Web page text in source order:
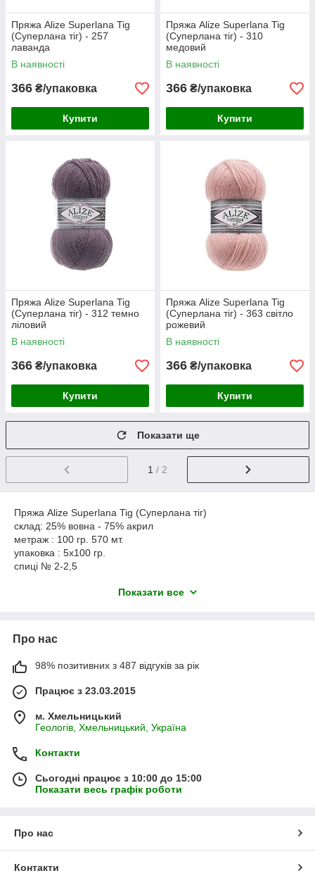
Пряжа Alize Superlana Tig
(Суперлана тіг) - 257
лаванда
В наявності
366 ₴/упаковка
Купити
Пряжа Alize Superlana Tig
(Суперлана тіг) - 310
медовий
В наявності
366 ₴/упаковка
Купити
Пряжа Alize Superlana Tig
(Суперлана тіг) - 312 темно
ліловий
В наявності
366 ₴/упаковка
Купити
Пряжа Alize Superlana Tig
(Суперлана тіг) - 363 світло
рожевий
В наявності
366 ₴/упаковка
Купити
Показати ще
1 / 2
Пряжа Alize Superlana Tig (Суперлана тіг)
склад: 25% вовна - 75% акрил
метраж : 100 гр. 570 мт.
упаковка : 5x100 гр.
спиці № 2-2,5
Пряжа Alize Superlana Tig - класична пряжа, яка має у
легких виробів. З Алізе Суперлана тіг можна зв'язати
жилетку, светра, шапку, шарф та інших осінньо-зимових
виробів.
Прати вручну, сушити на горизонтальній поверхні.
Показати все
Про нас
98% позитивних з 487 відгуків за рік
Працює з 23.03.2015
м. Хмельницький
Геологів, Хмельницький, Україна
Контакти
Сьогодні працює з 10:00 до 15:00
Показати весь графік роботи
Про нас
Контакти